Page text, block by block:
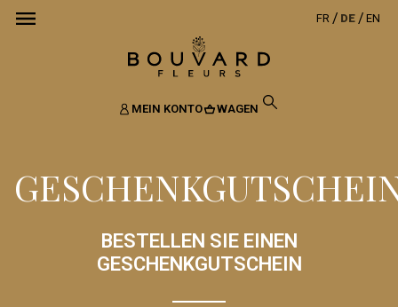
FR DE EN
MEIN KONTO WAGEN
BESTELLEN SIE EINEN
GESCHENKGUTSCHEIN